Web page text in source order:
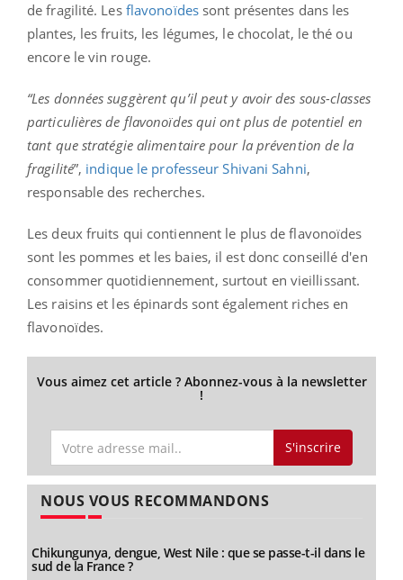
de fragilité. Les flavonoïdessont présentes dans les
plantes, les fruits, les légumes, le chocolat, le thé ou
encore le vin rouge.
“Les données suggèrent qu’il peut y avoir des sous-classes
particulières de flavonoïdes qui ont plus de potentiel en
tant que stratégie alimentaire pour la prévention de la
fragilité”, indique le professeur Shivani Sahni,
responsable des recherches.
Les deux fruits qui contiennent le plus de flavonoïdes
sont les pommes et les baies, il est donc conseillé d'en
consommer quotidiennement, surtout en vieillissant.
Les raisins et les épinards sont également riches en
flavonoïdes.
Vous aimez cet article ? Abonnez-vous à la newsletter
!
S'inscrire
NOUS VOUS RECOMMANDONS
Chikungunya, dengue, West Nile : que se passe-t-il dans le
sud de la France ?